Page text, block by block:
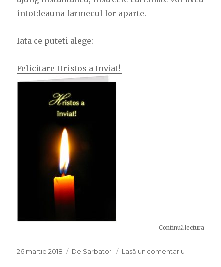
intotdeauna farmecul lor aparte.
Iata ce puteti alege:
Felicitare Hristos a Inviat!
Continuă lectura
Publicat
26 martie 2018 Categorii
De Sarbatori Lasă un comentariu